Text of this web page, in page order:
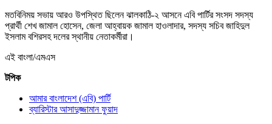
মতবিনিময় সভায় আরও উপস্থিত ছিলেন ঝালকাঠি-২ আসনে এবি পার্টির সংসদ সদস্য
প্রার্থী শেখ জামাল হোসেন, জেলা আহ্বায়ক জামাল হাওলাদার, সদস্য সচিব জাহিদুল
ইসলাম বশিরসহ দলের স্থানীয় নেতাকর্মীরা।
এই বাংলা/এমএস
টপিক
আমার বাংলাদেশ (এবি) পার্টি
ব্যারিস্টার আসাদুজ্জামান ফুয়াদ